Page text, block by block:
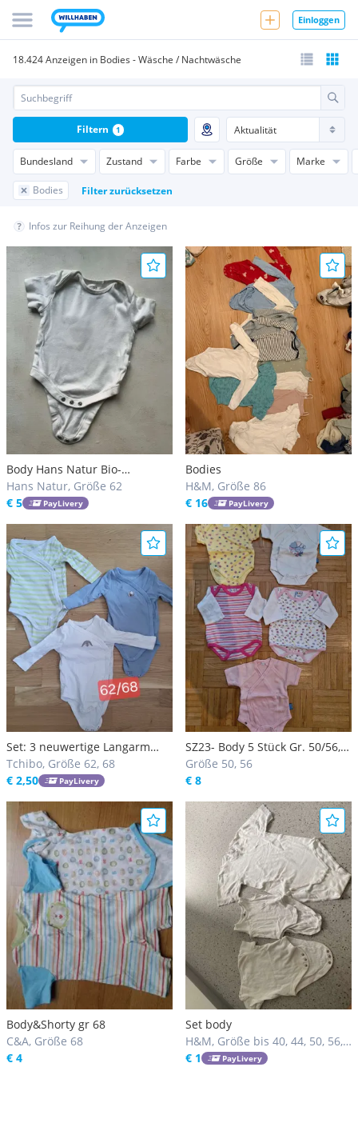
Einloggen
18.424 Anzeigen in Bodies - Wäsche / Nachtwäsche
Bundesland Zustand Farbe Größe Marke
Bodies Filter zurücksetzen
Filtern 1
Infos zur Reihung der Anzeigen
Body Hans Natur Bio-
Baumwolle Gr. 62/68
Hans Natur, Größe 62
€ 5
PayLivery
Bodies
H&M, Größe 86
€ 16
PayLivery
Set: 3 neuwertige Langarm
Wickelbodies 62/68
Doppelgröße
Tchibo, Größe 62, 68
€ 2,50
PayLivery
SZ23- Body 5 Stück Gr. 50/56,
Mädchen, Bodies
Größe 50, 56
€ 8
Body&Shorty gr 68
C&A, Größe 68
€ 4
Set body
H&M, Größe bis 40, 44, 50, 56,
62, 68, 74, 80, 86, 92, 98, 104,
€ 1 PayLivery